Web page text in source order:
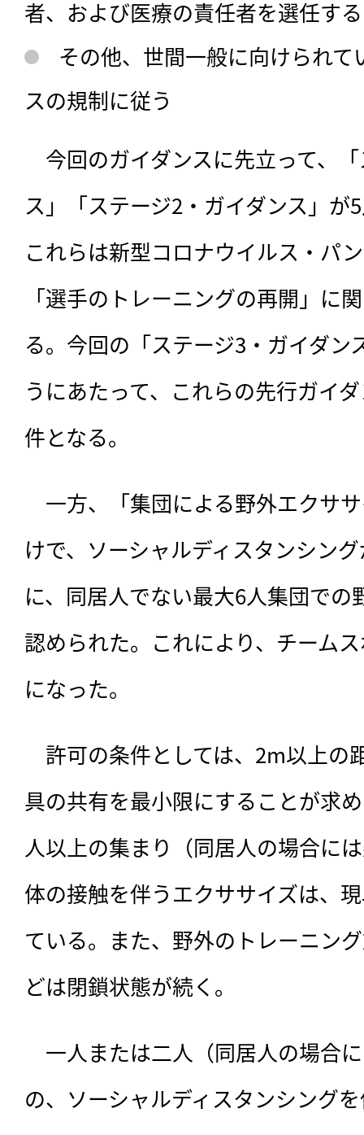
者、および医療の責任者を選任する
その他、世間一般に向けられ
スの規制に従う
今回のガイダンスに先立って、
ス」「ステージ2・ガイダンス」が
これらは新型コロナウイルス・パ
「選手のトレーニングの再開」に
る。今回の「ステージ3・ガイダン
うにあたって、これらの先行ガイ
件となる。
一方、「集団による野外エクサ
けで、ソーシャルディスタンシン
に、同居人でない最大6人集団での
認められた。これにより、チーム
になった。
許可の条件としては、2m以上の
具の共有を最小限にすることが求
人以上の集まり（同居人の場合に
体の接触を伴うエクササイズは、
ている。また、野外のトレーニン
どは閉鎖状態が続く。
一人または二人（同居人の場合
の、ソーシャルディスタンシング